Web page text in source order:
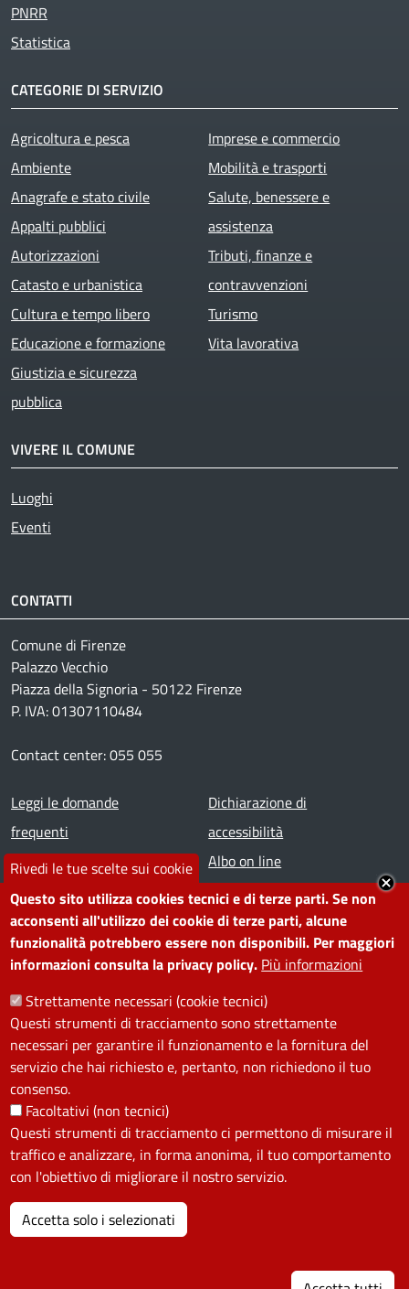
Rivedi le tue scelte sui cookie
Questo sito utilizza cookies tecnici e di terze parti. Se non
acconsenti all'utilizzo dei cookie di terze parti, alcune
funzionalità potrebbero essere non disponibili. Per maggiori
informazioni consulta la privacy policy. Più informazioni
Strettamente necessari (cookie tecnici)
Questi strumenti di tracciamento sono strettamente
necessari per garantire il funzionamento e la fornitura del
servizio che hai richiesto e, pertanto, non richiedono il tuo
consenso.
Facoltativi (non tecnici)
Questi strumenti di tracciamento ci permettono di misurare il
traffico e analizzare, in forma anonima, il tuo comportamento
con l'obiettivo di migliorare il nostro servizio.
Accetta solo i selezionati
PNRR
Statistica
CATEGORIE DI SERVIZIO
Agricoltura e pesca
Ambiente
Anagrafe e stato civile
Appalti pubblici
Autorizzazioni
Catasto e urbanistica
Cultura e tempo libero
Educazione e formazione
Giustizia e sicurezza
pubblica
Imprese e commercio
Mobilità e trasporti
Salute, benessere e
assistenza
Tributi, finanze e
contravvenzioni
Turismo
Vita lavorativa
VIVERE IL COMUNE
Luoghi
Eventi
CONTATTI
Comune di Firenze
Palazzo Vecchio
Piazza della Signoria - 50122 Firenze
P. IVA: 01307110484
Contact center: 055 055
Footer menu
Leggi le domande
frequenti
Prenota appuntamento
Segnala disservizio
Amministrazione
trasparente
Note legali
Dichiarazione di
accessibilità
Albo on line
Redazione web
Piano di miglioramento dei
servizi
Contatti
SEGUICI SU
Facebook
Instagram
YouTube
Telegram
WhatsApp
TwitterLinkedin
PRIVACY
Useful links section
La Privacy nel Comune
PRIVACY